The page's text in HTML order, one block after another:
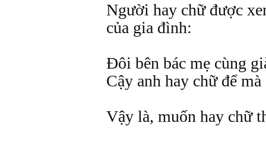
Người hay chữ được
của gia đình:
Đôi bên bác mẹ cùng
Cậy anh hay chữ để
Vậy là, muốn hay chữ